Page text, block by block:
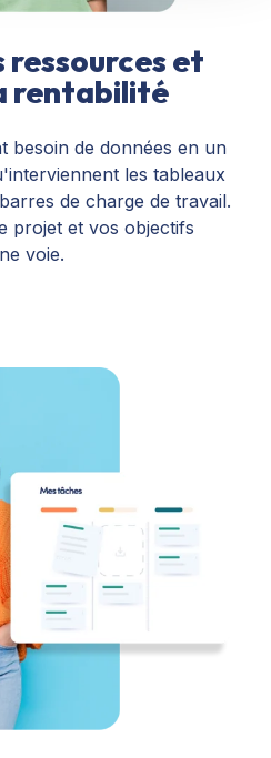
et
rentabilité
besoin de données en un
les tableaux
de charge de travail.
projet et vos objectifs
voie.